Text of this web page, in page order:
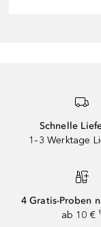
Schnelle
1–3 Werktage
4 Gratis-Proben
ab 10 € ¹